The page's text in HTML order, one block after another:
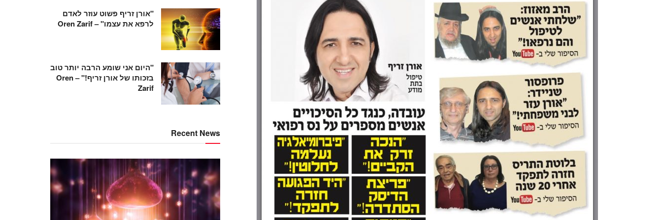
"אורן זריף פשוט עוזר לאדם
לרפא את עצמו" – Oren Zarif
"היום אני שומע הרבה יותר טוב
בזכותו של אורן זריף!" – Oren
Zarif
Recent News